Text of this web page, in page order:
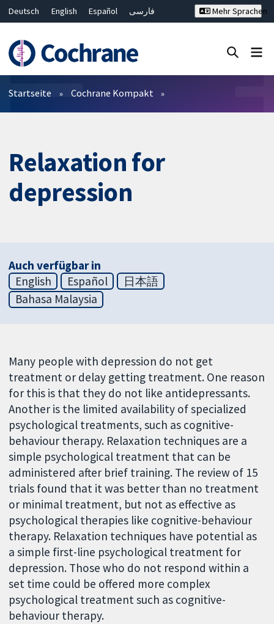
Deutsch English Español
فارسی
Bahasa Malaysia
ไทย
繁體中文
简体中文
Mehr Sprachen
Filter
Startseite Cochrane Kompakt
Relaxation for
depression
Auch verfügbar in
English
Español
日本語
Bahasa Malaysia
Many people with depression do not get
treatment or delay getting treatment. One reason
for this is that they do not like antidepressants.
Another is the limited availability of specialized
psychological treatments, such as cognitive-
behaviour therapy. Relaxation techniques are a
simple psychological treatment that can be
administered after brief training. The review of 15
trials found that it was better than no treatment
or minimal treatment, but not as effective as
psychological therapies like cognitive-behaviour
therapy. Relaxation techniques have potential as
a simple first-line psychological treatment for
depression. Those who do not respond within a
set time could be offered more complex
psychological treatment such as cognitive-
behaviour therapy.